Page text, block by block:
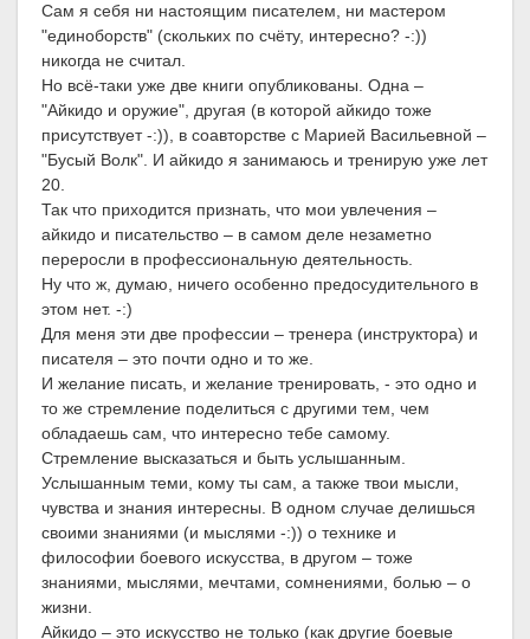
Сам я себя ни настоящим писателем, ни мастером
"единоборств" (скольких по счёту, интересно? -:))
никогда не считал.
Но всё-таки уже две книги опубликованы. Одна –
"Айкидо и оружие", другая (в которой айкидо тоже
присутствует -:)), в соавторстве с Марией Васильевной –
"Бусый Волк". И айкидо я занимаюсь и тренирую уже лет
20.
Так что приходится признать, что мои увлечения –
айкидо и писательство – в самом деле незаметно
переросли в профессиональную деятельность.
Ну что ж, думаю, ничего особенно предосудительного в
этом нет. -:)
Для меня эти две профессии – тренера (инструктора) и
писателя – это почти одно и то же.
И желание писать, и желание тренировать, - это одно и
то же стремление поделиться с другими тем, чем
обладаешь сам, что интересно тебе самому.
Стремление высказаться и быть услышанным.
Услышанным теми, кому ты сам, а также твои мысли,
чувства и знания интересны. В одном случае делишься
своими знаниями (и мыслями -:)) о технике и
философии боевого искусства, в другом – тоже
знаниями, мыслями, мечтами, сомнениями, болью – о
жизни.
Айкидо – это искусство не только (как другие боевые